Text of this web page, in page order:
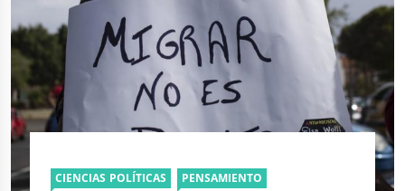
CIENCIAS POLÍTICAS PENSAMIENTO